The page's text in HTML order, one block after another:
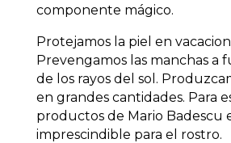
componente mágico.
Protejamos la piel en
Prevengamos las manchas a
de los rayos del sol.
en grandes cantidades. Para
productos de Mario Badescu
imprescindible para el rostro.